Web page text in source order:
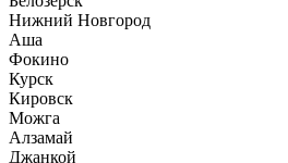
Нижний Новгород
Аша
Фокино
Курск
Кировск
Можга
Алзамай
Джанкой